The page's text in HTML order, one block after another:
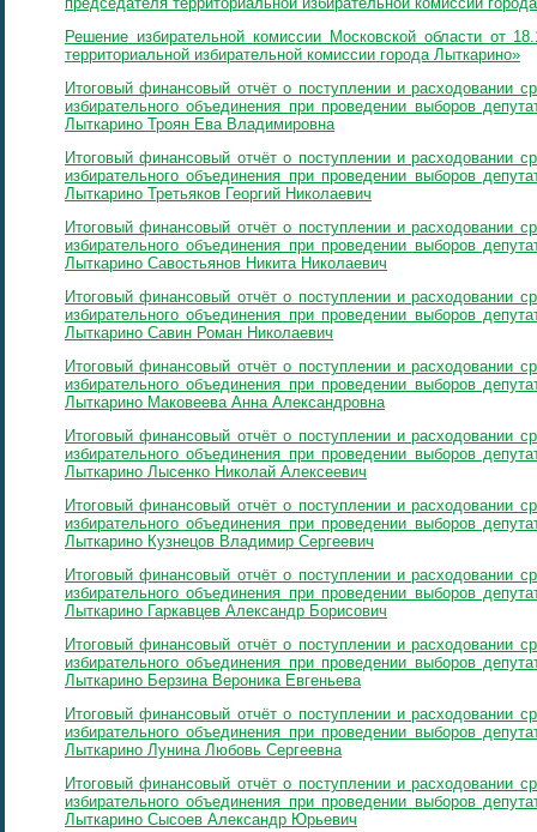
Решение избирательной комиссии Московской области от
территориальной избирательной комиссии города Лыткарино»
Итоговый финансовый отчёт о поступлении и расходовании
избирательного объединения при проведении выборов
Лыткарино Троян Ева Владимировна
Итоговый финансовый отчёт о поступлении и расходовании
избирательного объединения при проведении выборов
Лыткарино Третьяков Георгий Николаевич
Итоговый финансовый отчёт о поступлении и расходовании
избирательного объединения при проведении выборов
Лыткарино Савостьянов Никита Николаевич
Итоговый финансовый отчёт о поступлении и расходовании
избирательного объединения при проведении выборов
Лыткарино Савин Роман Николаевич
Итоговый финансовый отчёт о поступлении и расходовании
избирательного объединения при проведении выборов
Лыткарино Маковеева Анна Александровна
Итоговый финансовый отчёт о поступлении и расходовании
избирательного объединения при проведении выборов
Лыткарино Лысенко Николай Алексеевич
Итоговый финансовый отчёт о поступлении и расходовании
избирательного объединения при проведении выборов
Лыткарино Кузнецов Владимир Сергеевич
Итоговый финансовый отчёт о поступлении и расходовании
избирательного объединения при проведении выборов
Лыткарино Гаркавцев Александр Борисович
Итоговый финансовый отчёт о поступлении и расходовании
избирательного объединения при проведении выборов
Лыткарино Берзина Вероника Евгеньева
Итоговый финансовый отчёт о поступлении и расходовании
избирательного объединения при проведении выборов
Лыткарино Лунина Любовь Сергеевна
Итоговый финансовый отчёт о поступлении и расходовании
избирательного объединения при проведении выборов
Лыткарино Сысоев Александр Юрьевич